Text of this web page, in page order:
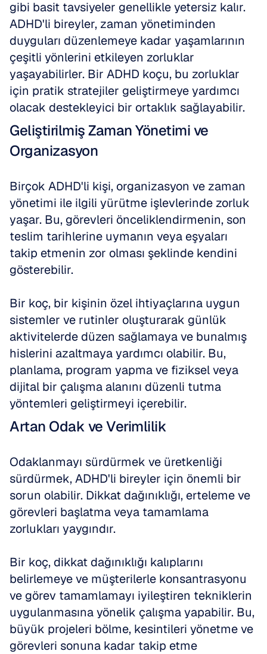
gibi basit tavsiyeler genellikle yetersiz kalır.
ADHD'li bireyler, zaman yönetiminden
duyguları düzenlemeye kadar yaşamlarının
çeşitli yönlerini etkileyen zorluklar
yaşayabilirler. Bir ADHD koçu, bu zorluklar
için pratik stratejiler geliştirmeye yardımcı
olacak destekleyici bir ortaklık sağlayabilir.
Geliştirilmiş Zaman Yönetimi ve
Organizasyon
Birçok ADHD'li kişi, organizasyon ve zaman
yönetimi ile ilgili yürütme işlevlerinde zorluk
yaşar. Bu, görevleri önceliklendirmenin, son
teslim tarihlerine uymanın veya eşyaları
takip etmenin zor olması şeklinde kendini
gösterebilir.
Bir koç, bir kişinin özel ihtiyaçlarına uygun
sistemler ve rutinler oluşturarak günlük
aktivitelerde düzen sağlamaya ve bunalmış
hislerini azaltmaya yardımcı olabilir. Bu,
planlama, program yapma ve fiziksel veya
dijital bir çalışma alanını düzenli tutma
yöntemleri geliştirmeyi içerebilir.
Artan Odak ve Verimlilik
Odaklanmayı sürdürmek ve üretkenliği
sürdürmek, ADHD'li bireyler için önemli bir
sorun olabilir. Dikkat dağınıklığı, erteleme ve
görevleri başlatma veya tamamlama
zorlukları yaygındır.
Bir koç, dikkat dağınıklığı kalıplarını
belirlemeye ve müşterilerle konsantrasyonu
ve görev tamamlamayı iyileştiren tekniklerin
uygulanmasına yönelik çalışma yapabilir. Bu,
büyük projeleri bölme, kesintileri yönetme ve
görevleri sonuna kadar takip etme